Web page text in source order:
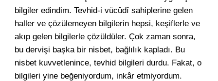
bilgiler edindim. Tevhid-i vücûdî sahiplerine gelen
haller ve çözülemeyen bilgilerin hepsi, keşiflerle ve
akıp gelen bilgilerle çözüldüler. Çok zaman sonra,
bu dervişi başka bir nisbet, bağlılık kapladı. Bu
nisbet kuvvetlenince, tevhid bilgileri durdu. Fakat, o
bilgileri yine beğeniyordum, inkâr etmiyordum.